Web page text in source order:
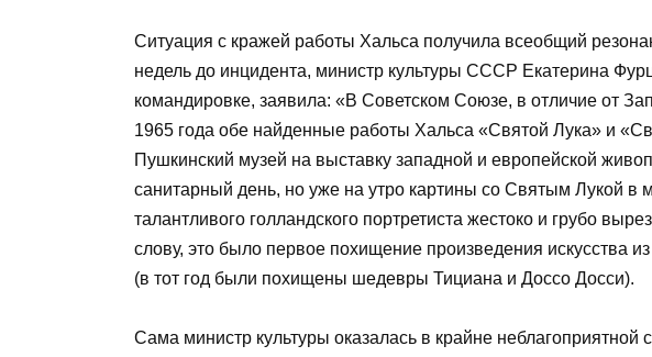
Ситуация с кражей работы Хальса получила всеобщий
недель до инцидента, министр культуры СССР Екатерина
командировке, заявила: «В Советском Союзе, в отличие от
1965 года обе найденные работы Хальса «Святой Лука» и
Пушкинский музей на выставку западной и европейской
санитарный день, но уже на утро картины со Святым Лукой в
талантливого голландского портретиста жестоко и грубо
слову, это было первое похищение произведения искусства
(в тот год были похищены шедевры Тициана и Доссо Досси).
Сама министр культуры оказалась в крайне неблагоприятной